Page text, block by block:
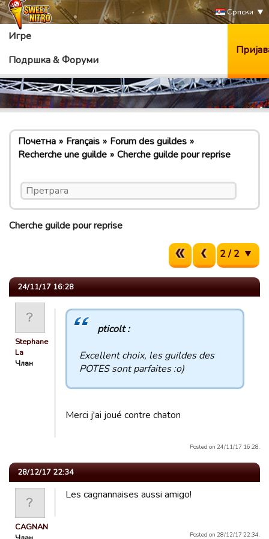
Српски
Игре
Подршка & Форуми
Почетна Français
Forum des guildes
Recherche une guilde
Cherche guilde pour reprise
Cherche guilde pour reprise
2 / 2
24/11/17 16:28
Stephane
La
Члан
pticolt :
Excellent choix, les guildes des
POTES sont parfaites :o)
Merci j'ai joué contre chaton
Posted on 24/11/17 16:28.
28/12/17 22:34
CAGNAN
Les cagnannaises aussi amigo!
Posted on 28/12/17 22:34.